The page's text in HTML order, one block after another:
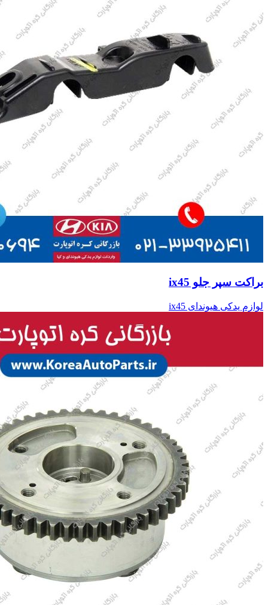
براکت سپر جلو ix45
لوازم یدکی هیوندای ix45